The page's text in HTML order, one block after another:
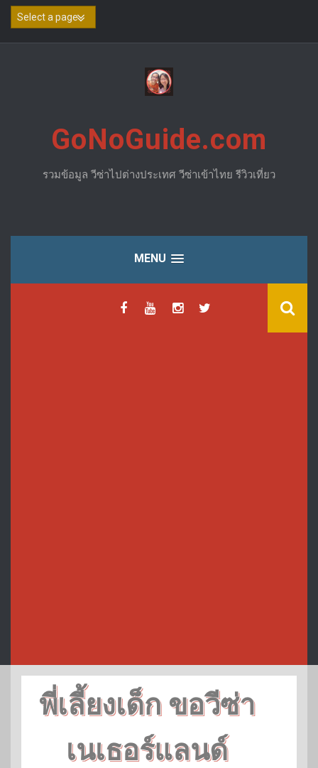
Skip
GoNoGuide.com
รวมข้อมูล วีซ่าไปต่างประเทศ วีซ่าเข้าไทย รีวิวเที่ยว
MENU
พี่เลี้ยงเด็ก ขอวีซ่า
เนเธอร์แลนด์